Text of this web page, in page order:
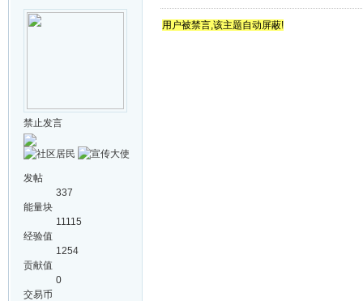
禁止发言
发帖
337
能量块
11115
经验值
1254
贡献值
0
交易币
用户被禁言,该主题自动屏蔽!